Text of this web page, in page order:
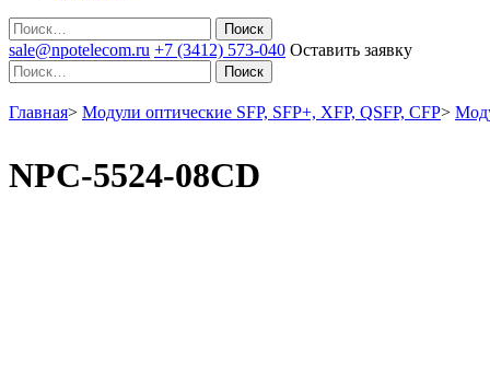
Поиск
sale@npotelecom.ru +7 (3412) 573-040 Оставить заявку
Поиск
Главная> Модули оптические SFP, SFP+, XFP, QSFP, CFP>
NPC-5524-08CD